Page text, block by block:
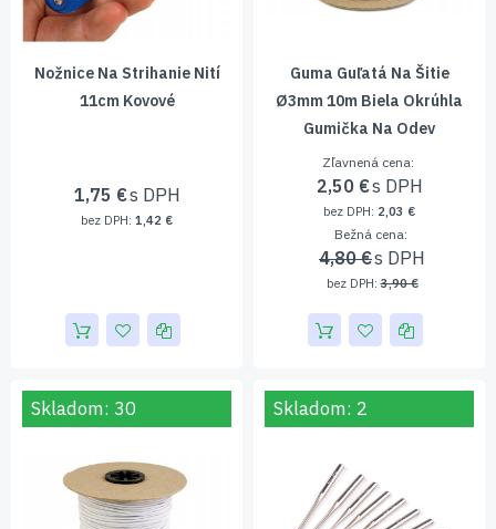
Nožnice Na Strihanie Nití
11cm Kovové
1,75 €
1,42 €
Guma Guľatá Na Šitie
Ø3mm 10m Biela Okrúhla
Gumička Na Odev
Zľavnená cena
2,50 €
2,03 €
Bežná cena
4,80 €
3,90 €
Skladom: 30 Skladom: 2